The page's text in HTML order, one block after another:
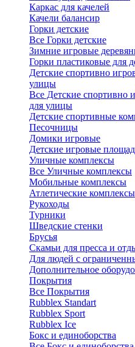
Каркас для качелей
Качели балансир
Горки детские
Все Горки детские
Зимние игровые
Горки пластиковые для
Детские спортивно
улицы
Все Детские спортивно
для улицы
Детские спортивные
Песочницы
Домики игровые
Детские игровые
Уличные комплексы
Все Уличные комплексы
Мобильные комплексы
Атлетические комплексы
Рукоходы
Турники
Шведские стенки
Брусья
Скамьи для пресса и
Для людей с
Дополнительное
Покрытия
Все Покрытия
Rubblex Standart
Rubblex Sport
Rubblex Ice
Бокс и единоборства